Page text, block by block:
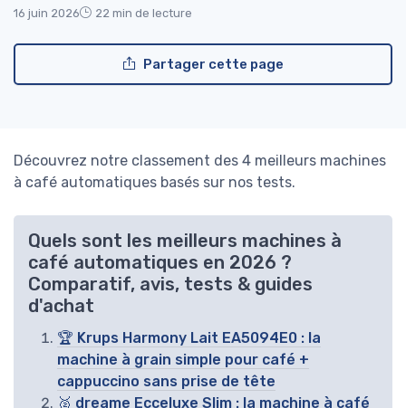
16 juin 2026 22 min de lecture
Partager cette page
Découvrez notre classement des 4 meilleurs machines
à café automatiques basés sur nos tests.
Quels sont les meilleurs machines à
café automatiques en 2026 ?
Comparatif, avis, tests & guides
d'achat
🏆 Krups Harmony Lait EA5094E0 : la
machine à grain simple pour café +
cappuccino sans prise de tête
🥈 dreame Ecceluxe Slim : la machine à café